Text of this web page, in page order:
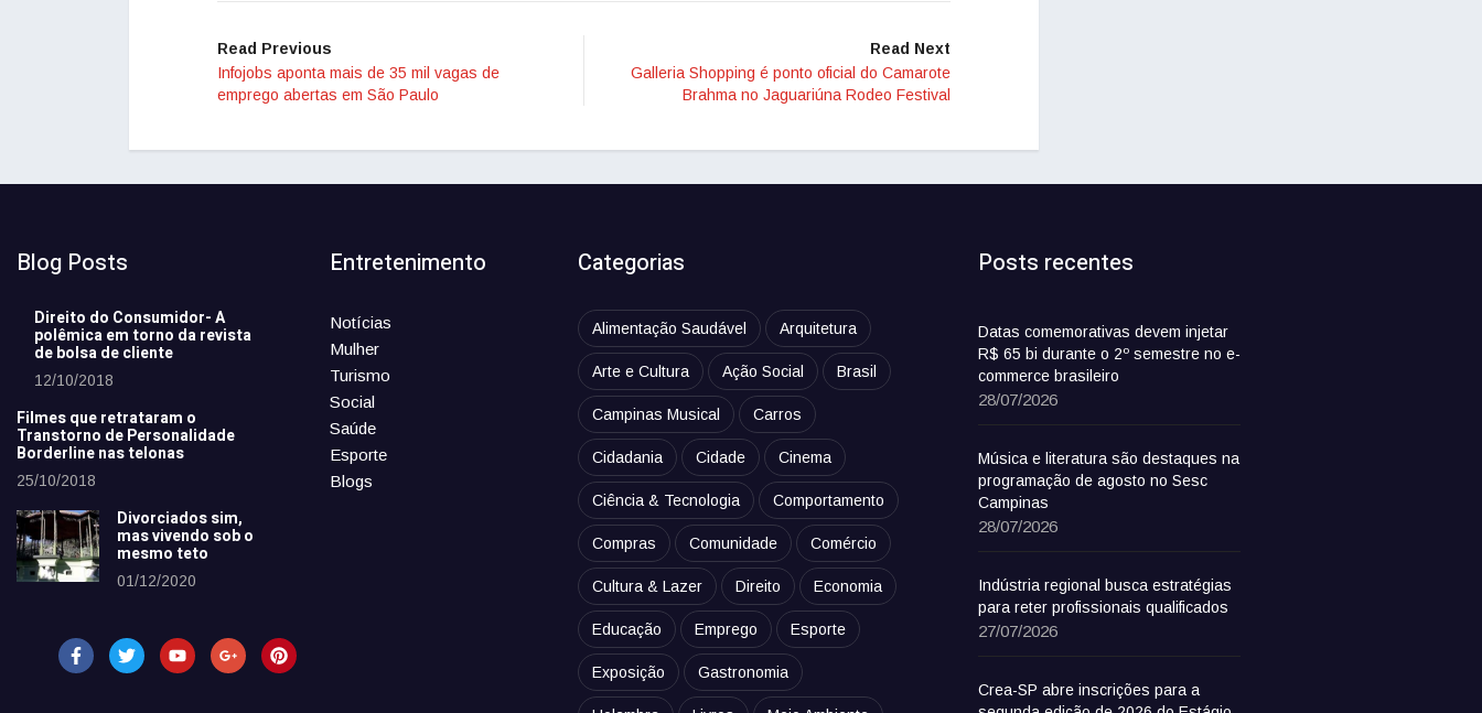
Read Previous
Infojobs aponta mais de 35 mil vagas de
emprego abertas em São Paulo
Read Next
Galleria Shopping é ponto oficial do Camarote
Brahma no Jaguariúna Rodeo Festival
Blog Posts
Direito do Consumidor- A
polêmica em torno da revista
de bolsa de cliente
12/10/2018
Filmes que retrataram o
Transtorno de Personalidade
Borderline nas telonas
25/10/2018
Divorciados sim,
mas vivendo sob o
mesmo teto
01/12/2020
Entretenimento
Notícias
Mulher
Turismo
Social
Saúde
Esporte
Blogs
Categorias
Alimentação Saudável Arquitetura
Arte e Cultura Ação Social Brasil
Campinas Musical Carros
Cidadania Cidade Cinema
Ciência & Tecnologia Comportamento
Compras Comunidade Comércio
Cultura & Lazer Direito Economia
Educação Emprego Esporte
Exposição Gastronomia
Posts recentes
Datas comemorativas devem injetar
R$ 65 bi durante o 2º semestre no e-
commerce brasileiro
28/07/2026
Música e literatura são destaques na
programação de agosto no Sesc
Campinas
28/07/2026
Indústria regional busca estratégias
para reter profissionais qualificados
27/07/2026
Crea-SP abre inscrições para a